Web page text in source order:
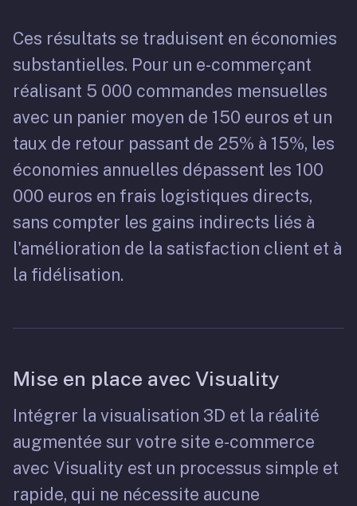
Ces résultats se traduisent en économies
substantielles. Pour un e-commerçant
réalisant 5 000 commandes mensuelles
avec un panier moyen de 150 euros et un
taux de retour passant de 25% à 15%, les
économies annuelles dépassent les 100
000 euros en frais logistiques directs,
sans compter les gains indirects liés à
l'amélioration de la satisfaction client et à
la fidélisation.
Mise en place avec Visuality
Intégrer la visualisation 3D et la réalité
augmentée sur votre site e-commerce
avec Visuality est un processus simple et
rapide, qui ne nécessite aucune